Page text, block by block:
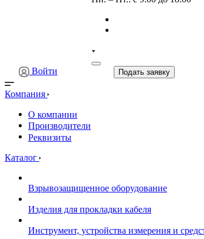
Войти Подать заявку
Компания
О компании
Производители
Реквизиты
Каталог
Взрывозащищенное оборудование
Изделия для прокладки кабеля
Инструмент, устройства измерения и